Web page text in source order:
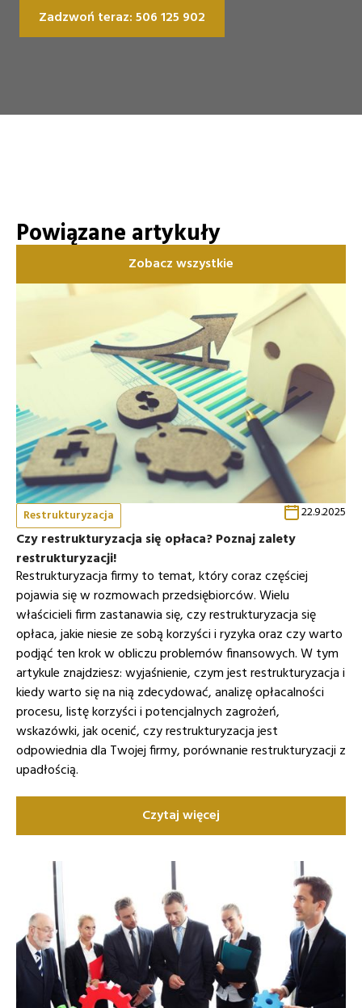
Zadzwoń teraz: 506 125 902
Powiązane artykuły
Zobacz wszystkie
Restrukturyzacja 22.9.2025
Czy restrukturyzacja się opłaca? Poznaj zalety
restrukturyzacji!
Restrukturyzacja firmy to temat, który coraz częściej
pojawia się w rozmowach przedsiębiorców. Wielu
właścicieli firm zastanawia się, czy restrukturyzacja się
opłaca, jakie niesie ze sobą korzyści i ryzyka oraz czy warto
podjąć ten krok w obliczu problemów finansowych. W tym
artykule znajdziesz: wyjaśnienie, czym jest restrukturyzacja i
kiedy warto się na nią zdecydować, analizę opłacalności
procesu, listę korzyści i potencjalnych zagrożeń,
wskazówki, jak ocenić, czy restrukturyzacja jest
odpowiednia dla Twojej firmy, porównanie restrukturyzacji z
upadłością.
Czytaj więcej